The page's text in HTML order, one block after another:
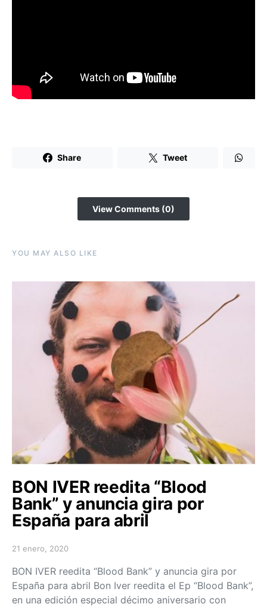
Share Tweet
View Comments (0)
YOU MAY ALSO LIKE
BON IVER reedita “Blood
Bank” y anuncia gira por
España para abril
Posted on
21 enero, 2020
BON IVER reedita “Blood Bank” y anuncia gira por
España para abril Bon Iver reedita el Ep “Blood Bank”,
en una edición especial décimo aniversario con